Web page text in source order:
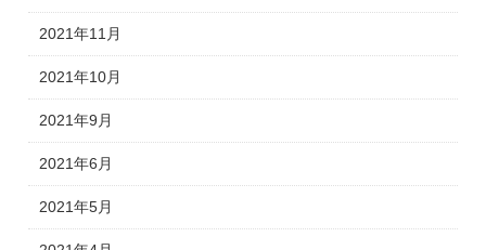
2021年11月
2021年10月
2021年9月
2021年6月
2021年5月